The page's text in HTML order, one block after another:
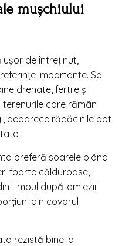
mușchiului
de întreținut,
importante. Se
drenate, fertile și
care rămân
deoarece rădăcinile pot
preferă soarele blând
foarte călduroase,
timpul după-amiezii
din covorul
rezistă bine la